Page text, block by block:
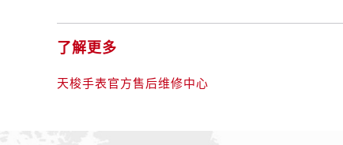
内蒙古自治区巴彦淖尔市临河区新
了解更多
天梭手表官方售后维修中心